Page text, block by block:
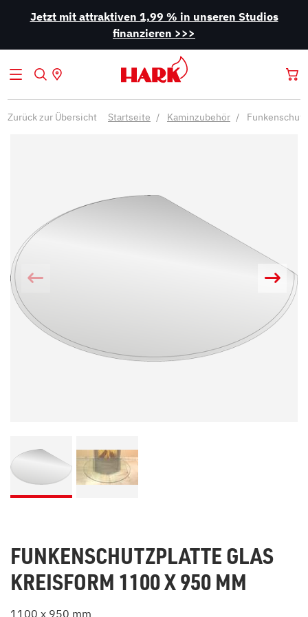
Jetzt mit attraktiven 1,99 % in unseren Studios
finanzieren >>>
Zurück zur Übersicht Startseite Kaminzubehör
FUNKENSCHUTZPLATTE GLAS
KREISFORM 1100 X 950 MM
1100 x 950 mm